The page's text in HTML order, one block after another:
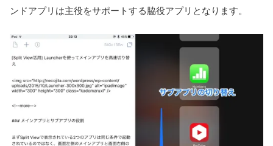
ンドアプリは主役をサポートする脇役アプリとなります。